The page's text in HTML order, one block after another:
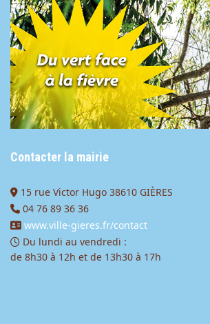
Contacter la mairie
15 rue Victor Hugo 38610 GIÈRES
04 76 89 36 36
www.ville-gieres.fr/contact
Du lundi au vendredi :
de 8h30 à 12h et de 13h30 à 17h